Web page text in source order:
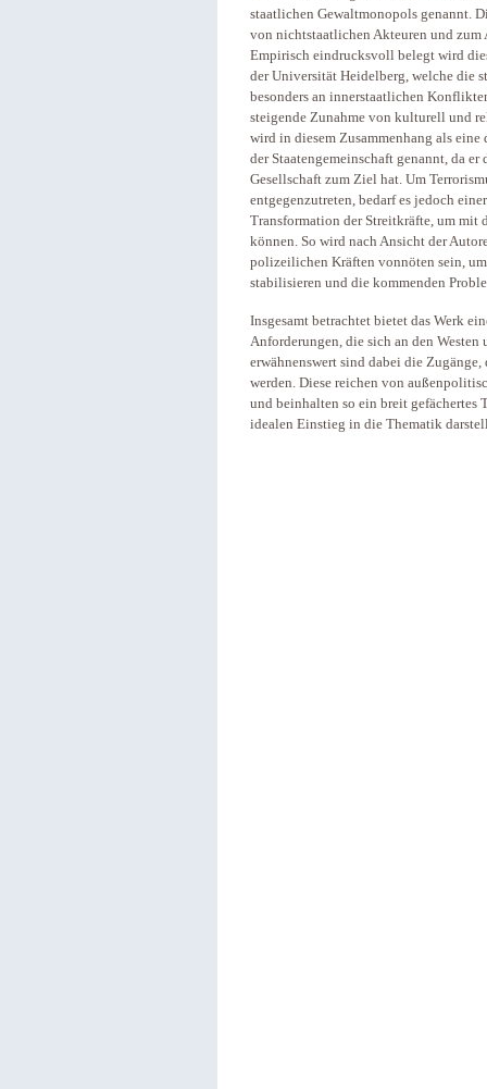
staatlichen Gewaltmonopols genannt.
von nichtstaatlichen Akteuren und zum
Empirisch eindrucksvoll belegt wird
der Universität Heidelberg, welche die
besonders an innerstaatlichen
steigende Zunahme von kulturell und
wird in diesem Zusammenhang als
der Staatengemeinschaft genannt, da
Gesellschaft zum Ziel hat. Um
entgegenzutreten, bedarf es jedoch
Transformation der Streitkräfte, um mit
können. So wird nach Ansicht der
polizeilichen Kräften vonnöten sein,
stabilisieren und die kommenden
Insgesamt betrachtet bietet das Werk
Anforderungen, die sich an den Westen
erwähnenswert sind dabei die
werden. Diese reichen von
und beinhalten so ein breit gefächertes
idealen Einstieg in die Thematik